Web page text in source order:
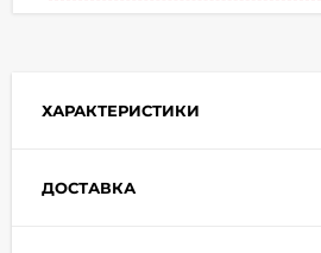
ХАРАКТЕРИСТИКИ
ДОСТАВКА